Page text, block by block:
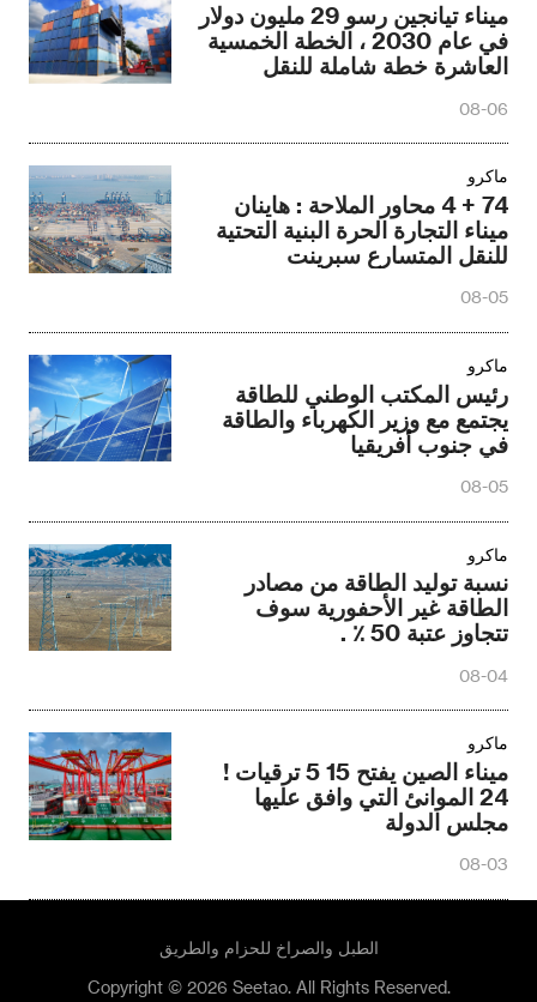
ميناء تيانجين رسو 29 مليون دولار
في عام 2030 ، الخطة الخمسية
العاشرة خطة شاملة للنقل
08-06
ماكرو
74 + 4 محاور الملاحة : هاينان
ميناء التجارة الحرة البنية التحتية
للنقل المتسارع سبرينت
08-05
ماكرو
رئيس المكتب الوطني للطاقة
يجتمع مع وزير الكهرباء والطاقة
في جنوب أفريقيا
08-05
ماكرو
نسبة توليد الطاقة من مصادر
الطاقة غير الأحفورية سوف
تتجاوز عتبة 50 ٪ .
08-04
ماكرو
ميناء الصين يفتح 15 5 ترقيات !
24 الموانئ التي وافق عليها
مجلس الدولة
08-03
الطبل والصراخ للحزام والطريق
Copyright © 2026 Seetao. All Rights Reserved.